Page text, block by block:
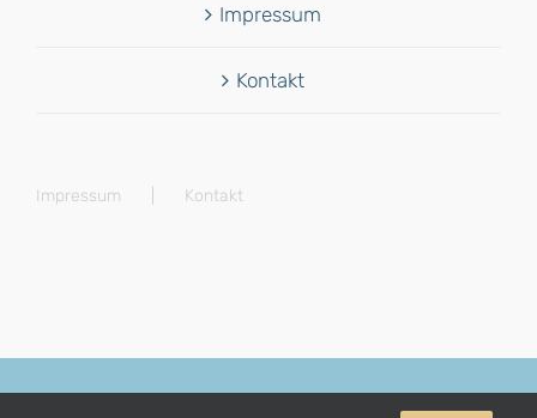
Impressum
Kontakt
Impressum Kontakt